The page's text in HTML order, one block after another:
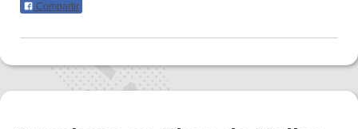
Compartir